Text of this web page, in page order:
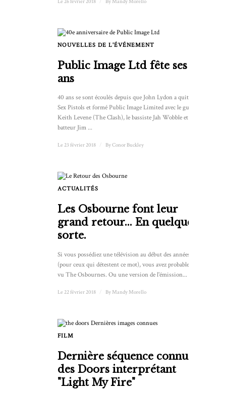
NOUVELLES DE L'ÉVÉNEMENT
Public Image Ltd fête ses 40
ans
40 ans se sont écoulés depuis que John Lydon a quitté les
Sex Pistols et formé Public Image Limited avec le guitariste
Keith Levene (The Clash), le bassiste Jah Wobble et le
batteur Jim ...
Le 23 février 2018 ByConor Buckley
ACTUALITÉS
Les Osbourne font leur
grand retour... En quelque
sorte.
Si vous possédiez une télévision au début des années 2000
(pour ceux qui détestent ce mot), vous avez probablement
vu The Osbournes. Ou une version de l'émission...
Le 22 février 2018 By Mandy Morello
FILM
Dernière séquence connue
des Doors interprétant
"Light My Fire"